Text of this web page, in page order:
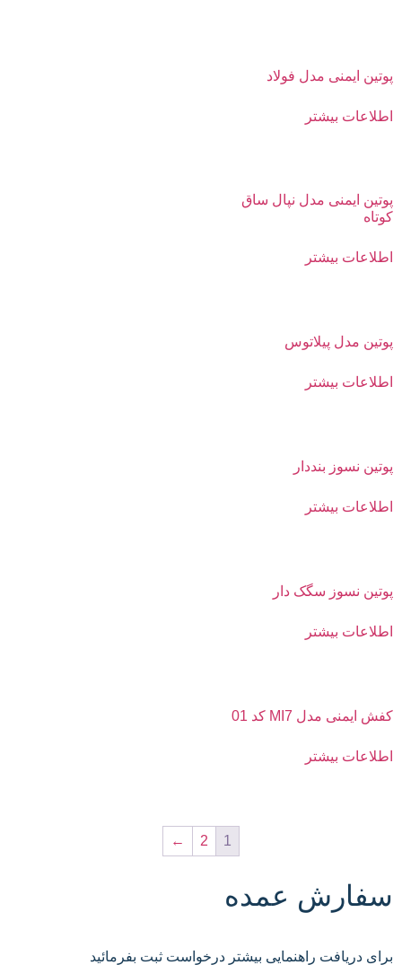
پوتین ایمنی مدل فولاد
اطلاعات بیشتر
پوتین ایمنی مدل نپال ساق
کوتاه
اطلاعات بیشتر
پوتین مدل پیلاتوس
اطلاعات بیشتر
پوتین نسوز بنددار
اطلاعات بیشتر
پوتین نسوز سگک دار
اطلاعات بیشتر
کفش ایمنی مدل MI7 کد 01
اطلاعات بیشتر
1
2
←
سفارش عمده
برای دریافت راهنمایی بیشتر درخواست ثبت بفرمائید